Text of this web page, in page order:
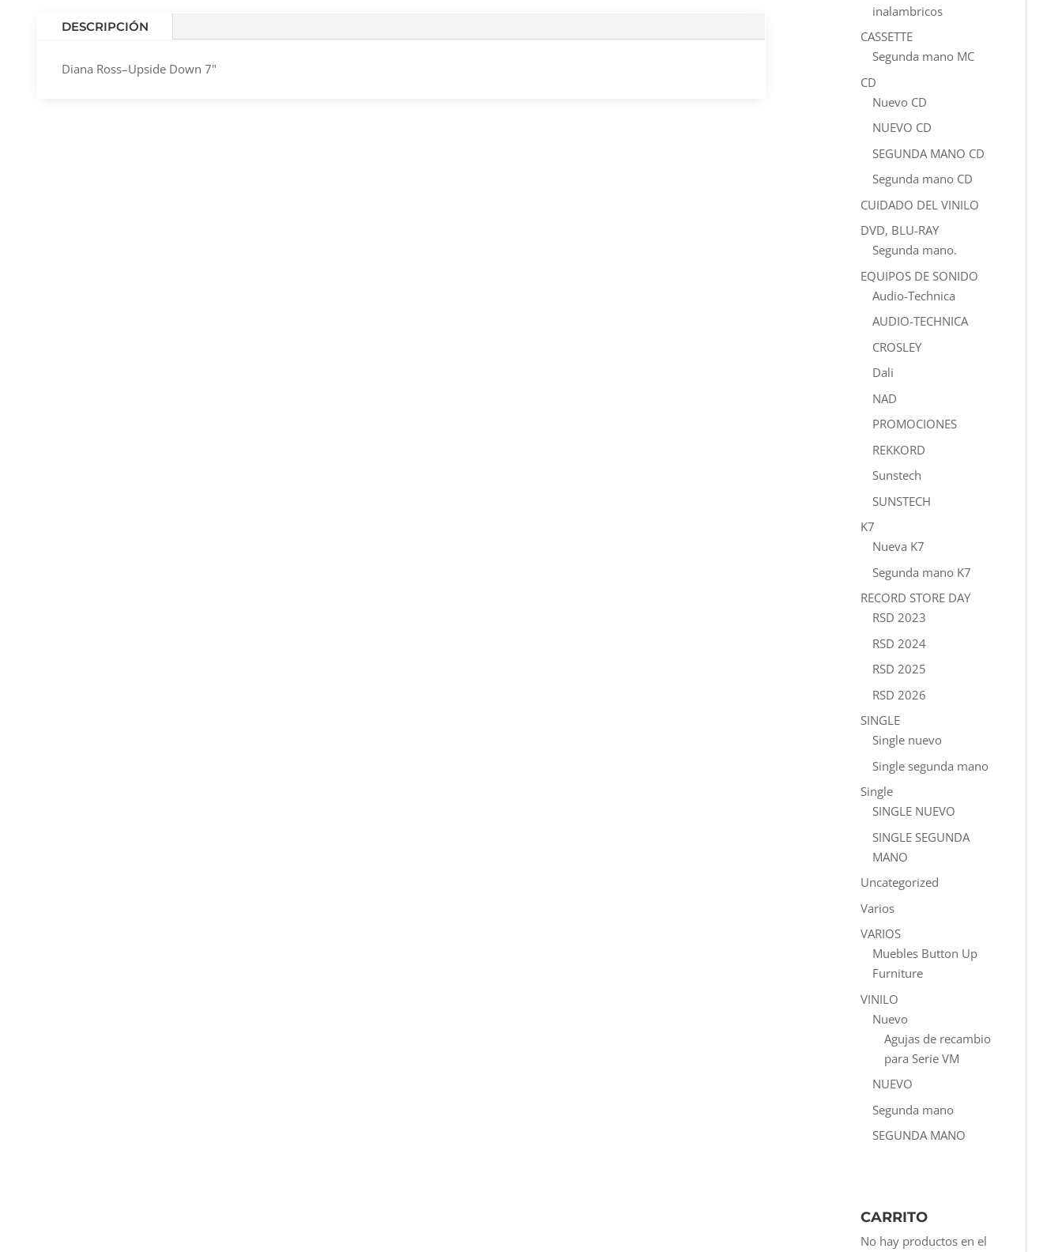
DESCRIPCIÓN
Diana Ross–Upside Down 7"
inalambricos
CASSETTE
Segunda mano MC
CD
Nuevo CD
NUEVO CD
SEGUNDA MANO CD
Segunda mano CD
CUIDADO DEL VINILO
DVD, BLU-RAY
Segunda mano.
EQUIPOS DE SONIDO
Audio-Technica
AUDIO-TECHNICA
CROSLEY
Dali
NAD
PROMOCIONES
REKKORD
Sunstech
SUNSTECH
K7
Nueva K7
Segunda mano K7
RECORD STORE DAY
RSD 2023
RSD 2024
RSD 2025
RSD 2026
SINGLE
Single nuevo
Single segunda mano
Single
SINGLE NUEVO
SINGLE SEGUNDA
MANO
Uncategorized
Varios
VARIOS
Muebles Button Up
Furniture
VINILO
Nuevo
Agujas de recambio
para Serie VM
NUEVO
Segunda mano
SEGUNDA MANO
CARRITO
No hay productos en el